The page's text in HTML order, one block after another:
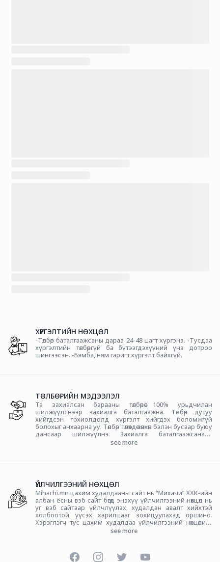
-Төлбөр баталгаажсаны дараа 24-48 цагт хүргэнэ. -Тусдаа
хүргэлтийн төлбөргүй ба бүтээгдэхүүний үнэ дотроо
шингээсэн. -Бямба, ням гаригт хүргэлт байхгүй.
ХҮРГЭЛТИЙН НӨХЦӨЛ
Та захиалсан барааны төлбөрөө 100% урьдчилан
шилжүүлснээр захиалга баталгаажна. Төлбөр дутуу
хийгдсэн тохиолдолд хүргэлт хийгдэх боломжгүй
болохыг анхаарна уу. Төлбөр төлөхдөө зөвхөн бэлэн бусаар буюу
дансаар шилжүүлнэ. Захиалга баталгаажсанаар
гүйлгээний утган дээр бичих код автоматаар үүснэ. Та
Утас: 94596359, 75096359
see more
ТӨЛБӨРИЙН МЭДЭЭЛЭЛ
Mihachi.mn цахим худалдааны сайт нь “Михачи” ХХК-ийн
албан ёсны вэб сайт бөгөөд энэхүү үйлчилгээний нөхцөл нь
уг вэб сайтаар үйлчлүүлэх, худалдан авалт хийхтэй
холбоотой үүсэх харилцааг зохицуулахад оршино.
Хэрэглэгч тус цахим худалдаа үйлчилгээний нөхцөлийг
хүлээн зөвшөөрч баталгаажуулсны үндсэн дээр вэб
see more
ҮЙЛЧИЛГЭЭНИЙ НӨХЦӨЛ
FacebookInstagramTwitterYouTube